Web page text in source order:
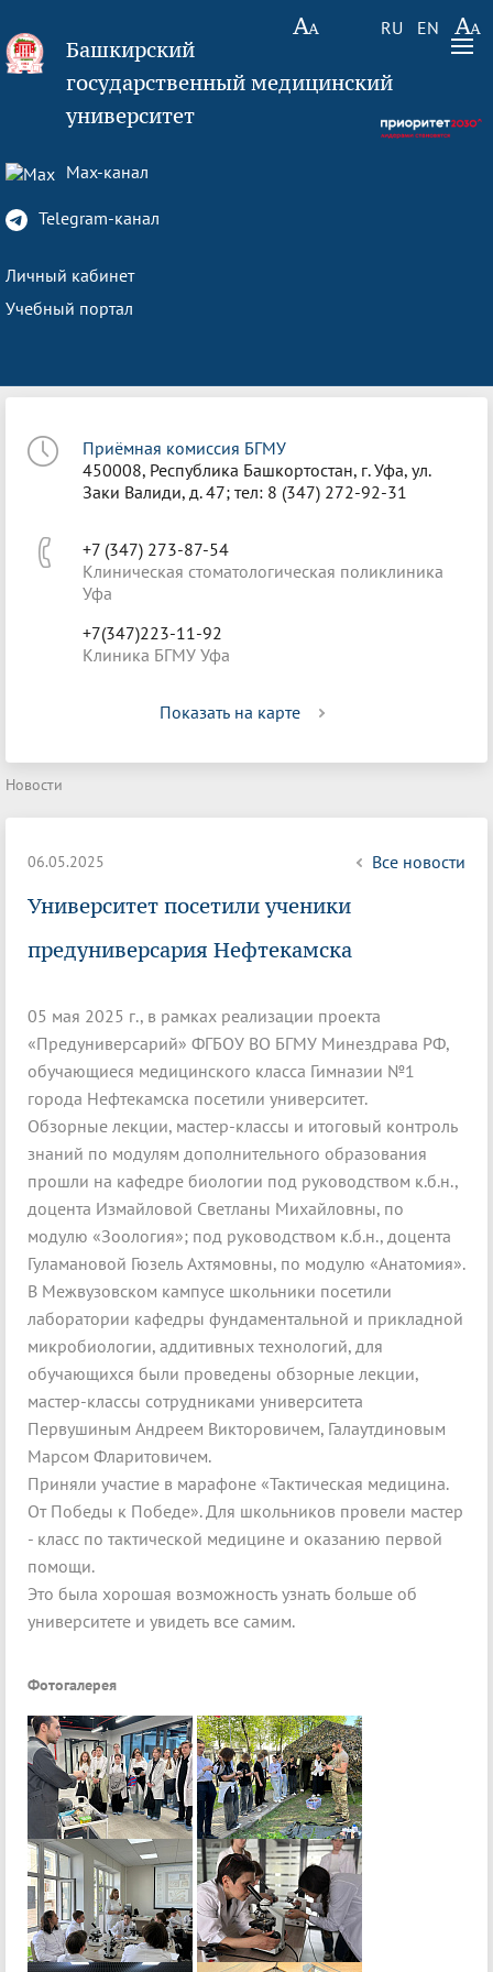
RU EN
Башкирский
государственный медицинский
университет
Max-канал
Telegram-канал
Личный кабинет
Учебный портал
Приёмная комиссия БГМУ
450008, Республика Башкортостан, г. Уфа, ул.
Заки Валиди, д. 47; тел: 8 (347) 272-92-31
+7 (347) 273-87-54
Клиническая стоматологическая поликлиника
Уфа
+7(347)223-11-92
Клиника БГМУ Уфа
Показать на карте
Новости
06.05.2025 Все новости
Университет посетили ученики
предуниверсария Нефтекамска
05 мая 2025 г., в рамках реализации проекта
«Предуниверсарий» ФГБОУ ВО БГМУ Минездрава РФ,
обучающиеся медицинского класса Гимназии №1
города Нефтекамска посетили университет.
Обзорные лекции, мастер-классы и итоговый контроль
знаний по модулям дополнительного образования
прошли на кафедре биологии под руководством к.б.н.,
доцента Измайловой Светланы Михайловны, по
модулю «Зоология»; под руководством к.б.н., доцента
Гуламановой Гюзель Ахтямовны, по модулю «Анатомия».
В Межвузовском кампусе школьники посетили
лаборатории кафедры фундаментальной и прикладной
микробиологии, аддитивных технологий, для
обучающихся были проведены обзорные лекции,
мастер-классы сотрудниками университета
Первушиным Андреем Викторовичем, Галаутдиновым
Марсом Фларитовичем.
Приняли участие в марафоне «Тактическая медицина.
От Победы к Победе». Для школьников провели мастер
- класс по тактической медицине и оказанию первой
помощи.
Это была хорошая возможность узнать больше об
университете и увидеть все самим.
Фотогалерея